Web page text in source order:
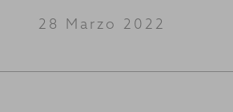
28 Marzo 2022